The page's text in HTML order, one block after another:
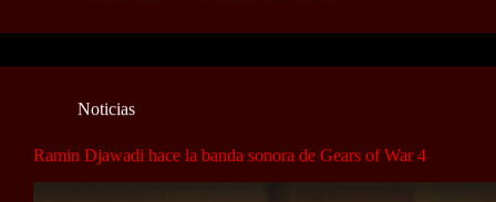
Noticias
Ramin Djawadi hace la banda sonora de Gears of War 4